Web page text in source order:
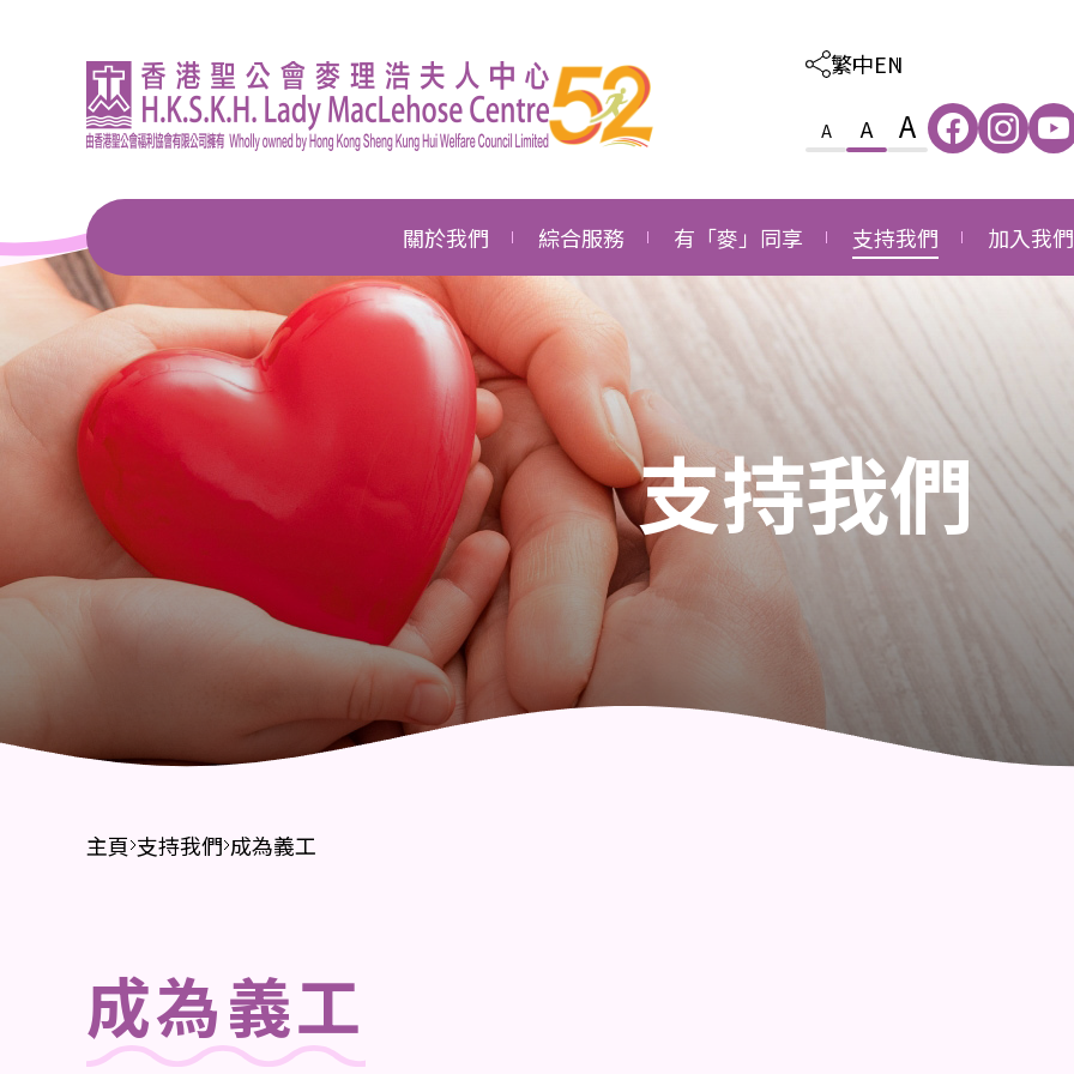
繁中EN
A A A
關於我們
機構簡介
總幹事的話
企業管治
獎項及殊榮
新聞中心
財務報告
招標公告
綜合服務
照顧及教育綜合服務
家庭及社區綜合服務
就業發展綜合服務
長者社區支援綜合服務
長者社區照顧綜合服務
社區健康綜合服務
有「麥」同享
感恩
支持我們
外購服務
成為義工
成為企業伙伴
鳴謝
加入我們
職位空缺
支持我們
主頁 支持我們 成為義工
成為義工